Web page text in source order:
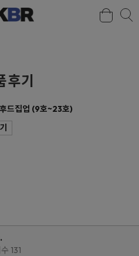
검색
후기
드집업 (9호~23호)
131